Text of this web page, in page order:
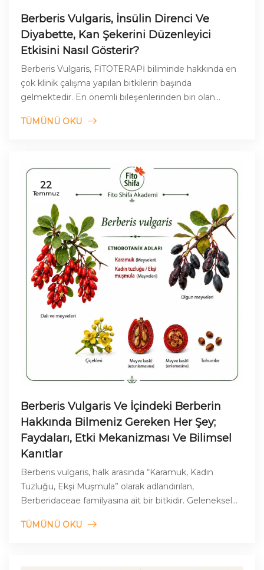
Berberis Vulgaris, İnsülin Direnci Ve
Diyabette, Kan Şekerini Düzenleyici
Etkisini Nasıl Gösterir?
Berberis Vulgaris, FİTOTERAPİ biliminde hakkında en
çok klinik çalışma yapılan bitkilerin başında
gelmektedir. En önemli bileşenlerinden biri olan
TÜMÜNÜ OKU
22
Temmuz
Berberis Vulgaris Ve İçindeki Berberin
Hakkında Bilmeniz Gereken Her Şey;
Faydaları, Etki Mekanizması Ve Bilimsel
Kanıtlar
Berberis vulgaris, halk arasında “Karamuk, Kadın
Tuzluğu, Ekşi Muşmula” olarak adlandırılan,
Berberidaceae familyasına ait bir bitkidir. Geleneksel
TÜMÜNÜ OKU